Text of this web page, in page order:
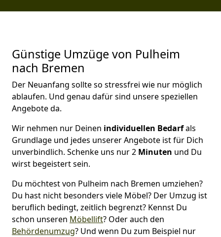
Günstige Umzüge von Pulheim
nach Bremen
Der Neuanfang sollte so stressfrei wie nur möglich
ablaufen. Und genau dafür sind unsere speziellen
Angebote da.
Wir nehmen nur Deinen individuellen Bedarfals
Grundlage und jedes unserer Angebote ist für Dich
unverbindlich. Schenke uns nur 2 Minuten und Du
wirst begeistert sein.
Du möchtest von Pulheim nach Bremen umziehen?
Du hast nicht besonders viele Möbel? Der Umzug ist
beruflich bedingt, zeitlich begrenzt? Kennst Du
schon unseren Möbellift? Oder auch den
Behördenumzug? Und wenn Du zum Beispiel nur